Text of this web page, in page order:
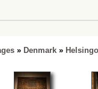
» Denmark »